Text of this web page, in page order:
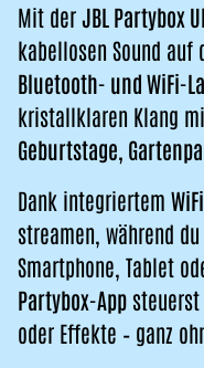
Mit derJBL Partybox
kabellosen Sound auf
Bluetooth- und WiFi-
kristallklaren Klang
Geburtstage,
Dank integriertem WiFi
streamen, während
Smartphone, Tablet
Partybox-App
oder Effekte – ganz